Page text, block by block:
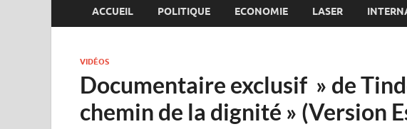
ACCUEIL POLITIQUE ECONOMIE LASER
VIDÉOS
Documentaire exclusif » de
chemin de la dignité » (Version